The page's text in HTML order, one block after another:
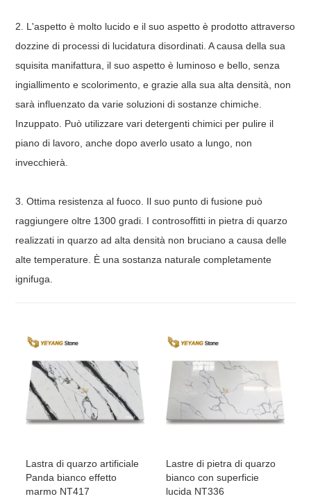
2. L'aspetto è molto lucido e il suo aspetto è prodotto attraverso
dozzine di processi di lucidatura disordinati. A causa della sua
squisita manifattura, il suo aspetto è luminoso e bello, senza
ingiallimento e scolorimento, e grazie alla sua alta densità, non
sarà influenzato da varie soluzioni di sostanze chimiche.
Inzuppato. Può utilizzare vari detergenti chimici per pulire il
piano di lavoro, anche dopo averlo usato a lungo, non
invecchierà.
3. Ottima resistenza al fuoco. Il suo punto di fusione può
raggiungere oltre 1300 gradi. I controsoffitti in pietra di quarzo
realizzati in quarzo ad alta densità non bruciano a causa delle
alte temperature. È una sostanza naturale completamente
ignifuga.
Lastra di quarzo artificiale
Panda bianco effetto
marmo NT417
Lastre di pietra di quarzo
bianco con superficie
lucida NT336